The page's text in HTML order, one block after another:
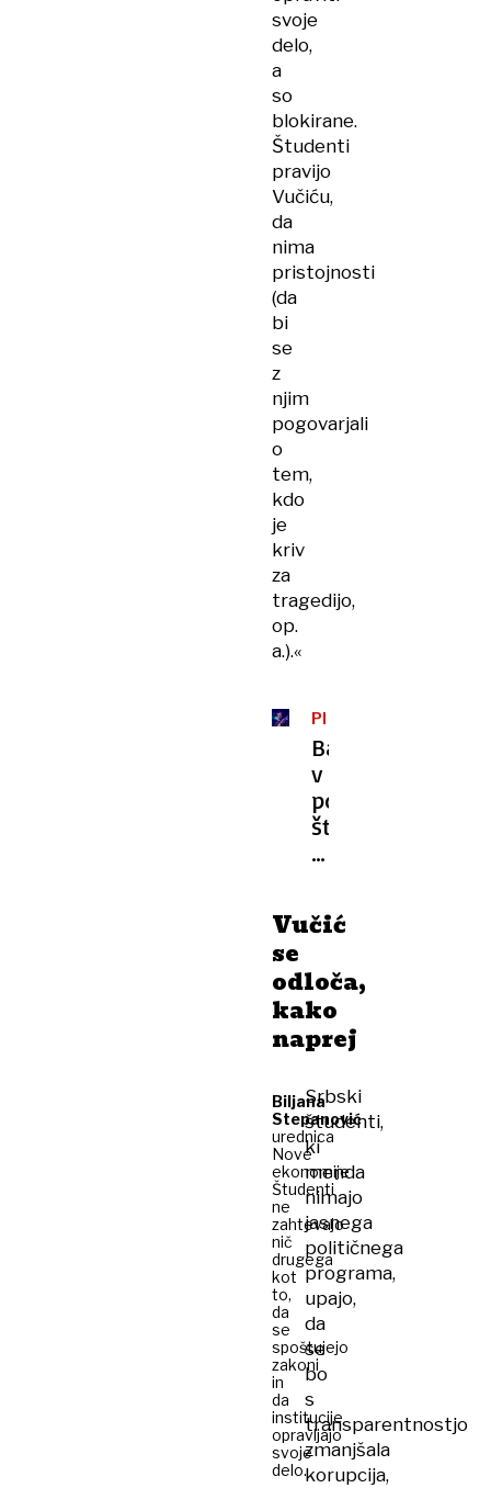
svoje
delo,
a
so
blokirane.
Študenti
pravijo
Vučiću,
da
nima
pristojnosti
(da
bi
se
z
njim
pogovarjali
o
tem,
kdo
je
kriv
za
tragedijo,
op.
a.).«
PROTESTI
Bajaga
v
podporo
študentom
odpovedal
Vučić
se
odloča,
kako
naprej
Biljana
Stepanović
urednica
Nove
ekonomije
Študenti
ne
zahtevajo
nič
drugega
kot
to,
da
se
spoštujejo
zakoni
in
da
institucije
opravljajo
svoje
delo.
Srbski
študenti,
ki
menda
nimajo
jasnega
političnega
programa,
upajo,
da
se
bo
s
transparentnostjo
zmanjšala
korupcija,